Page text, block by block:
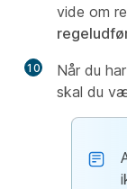
vide om
10
Når du
skal du